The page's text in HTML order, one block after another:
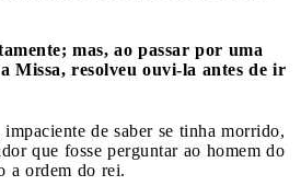
mas, ao passar por uma
Missa, resolveu ouvi-la antes de ir
de saber se tinha morrido,
que fosse perguntar ao homem do
a ordem do rei.